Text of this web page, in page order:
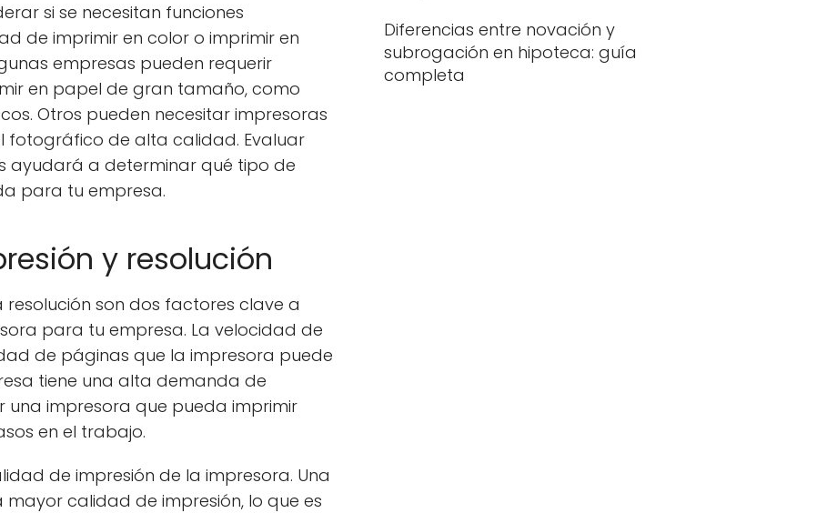
si se necesitan funciones
de imprimir en color o imprimir en
empresas pueden requerir
en papel de gran tamaño, como
Otros pueden necesitar impresoras
fotográfico de alta calidad. Evaluar
ayudará a determinar qué tipo de
para tu empresa.
y resolución
son dos factores clave a
para tu empresa. La velocidad de
de páginas que la impresora puede
tiene una alta demanda de
una impresora que pueda imprimir
en el trabajo.
de impresión de la impresora. Una
calidad de impresión, lo que es
Diferencias entre novación y
subrogación en hipoteca: guía
completa